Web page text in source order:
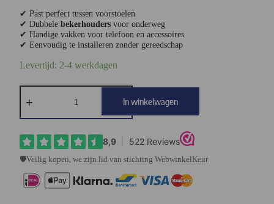
✔ Past perfect tussen voorstoelen
✔ Dubbelebekerhouders voor onderweg
✔ Handige vakken voor telefoon en accessoires
✔ Eenvoudig te installeren zonder gereedschap
Levertijd: 2-4 werkdagen
In winkelwagen
🛡️Veilig kopen, we zijn lid van stichting WebwinkelKeur